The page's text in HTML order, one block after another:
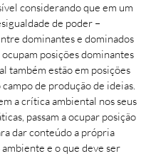
considerando que em um
de poder –
dominantes e dominados
posições dominantes
também estão em posições
de produção de ideias.
a crítica ambiental nos seus
passam a ocupar posição
dar conteúdo a própria
e o que deve ser